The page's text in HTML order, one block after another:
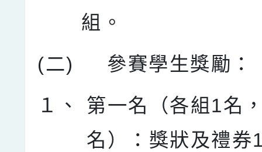
組。
(二)
參賽學生獎勵：
１、
第一名（各組1名
名）：獎狀及禮券